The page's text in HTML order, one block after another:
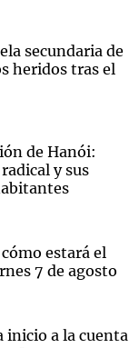
secundaria de
heridos tras el
de Hanói:
y sus
estará el
7 de agosto
inicio a la cuenta